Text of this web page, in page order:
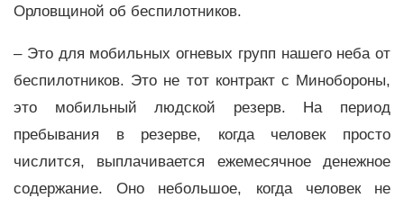
Орловщиной об беспилотников.
– Это для мобильных огневых групп нашего неба от
беспилотников. Это не тот контракт с Минобороны,
это мобильный людской резерв. На период
пребывания в резерве, когда человек просто
числится, выплачивается ежемесячное денежное
содержание. Оно небольшое, когда человек не